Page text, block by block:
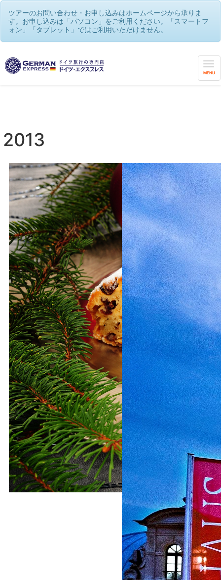
ツアーのお問い合わせ・お申し込みはホームページから承りま
す。お申し込みは「パソコン」をご利用ください。「スマートフ
ォン」「タブレット」ではご利用いただけません。
MENU
2013